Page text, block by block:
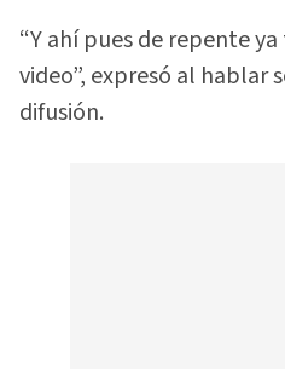
“Y ahí pues de repente
video”, expresó al hablar
difusión.